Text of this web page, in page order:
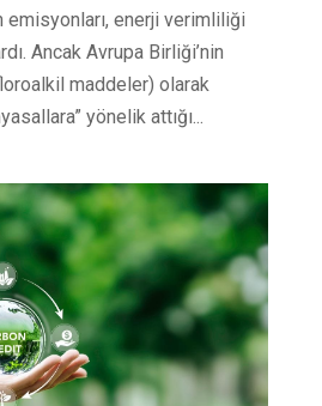
emisyonları, enerji verimliliği
Ancak Avrupa Birliği’nin
maddeler) olarak
yönelik attığı...